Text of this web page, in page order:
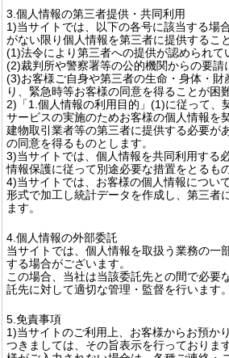
3.個人情報の第三者提供・共同利用
1)当サイトでは、以下の各号に該当する場
がない限り個人情報を第三者に提供するこ
(1)法令により第三者への提供が認められて
(2)裁判所や警察署等の公的機関からの要請
(3)お客様ご自身や第三者の生命・身体・財
り、緊急時等お客様の同意を得ることが困
2)「1.個人情報の利用目的」(1)に従って、
サービスの実施のためお客様の個人情報を
建物取引業者等の第三者に提供する必要が
の同意を得るものとします。
3)当サイトでは、個人情報を共同利用する
情報保護に従って別途必要な措置をとるも
4)当サイトでは、お客様の個人情報につい
形式で加工し統計データを作成し、第三者
ます。
4.個人情報の外部委託
当サイトでは、個人情報を取扱う業務の一
する場合がございます。
この場合、当社は当該委託先との間で必要
託先に対して適切な管理・監督を行います。
5.免責事項
1)当サイトのご利用上、お客様からお預か
つきましては、その旨表示を行っておりま